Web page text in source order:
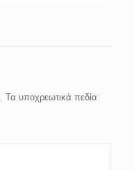
Τα υποχρεωτικά πεδία